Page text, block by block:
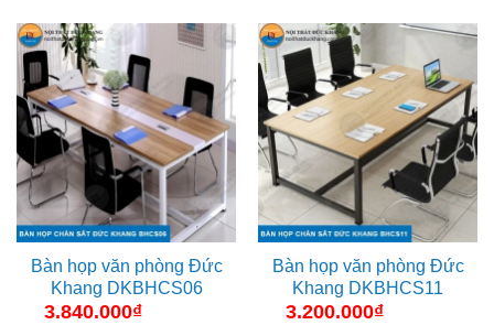
Bàn họp văn phòng Đức
Khang DKBHCS06
3.840.000₫
Bàn họp văn phòng Đức
Khang DKBHCS11
3.200.000₫